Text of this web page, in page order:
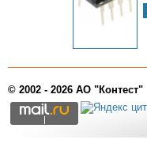
© 2002 - 2026 АО "Контест"